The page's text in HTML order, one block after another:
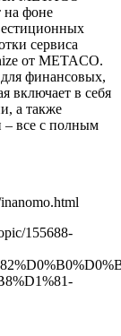
на фоне
сервиса
от METACO.
финансовых,
включает в себя
а также
– все с полным
155688-